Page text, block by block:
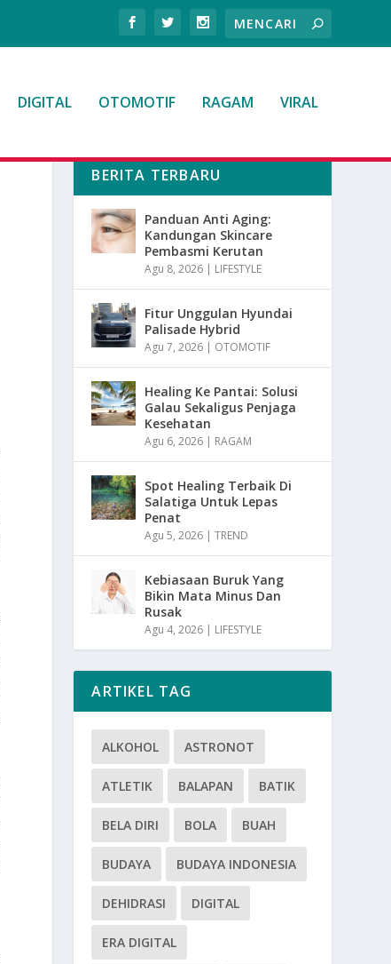
DIGITAL OTOMOTIF RAGAM VIRAL
BERITA TERBARU
Panduan Anti Aging:
Kandungan Skincare
Pembasmi Kerutan
Agu 8, 2026 | LIFESTYLE
Fitur Unggulan Hyundai
Palisade Hybrid
Agu 7, 2026 | OTOMOTIF
Healing Ke Pantai: Solusi
Galau Sekaligus Penjaga
Kesehatan
Agu 6, 2026 | RAGAM
Spot Healing Terbaik Di
Salatiga Untuk Lepas
Penat
Agu 5, 2026 |TREND
Kebiasaan Buruk Yang
Bikin Mata Minus Dan
Rusak
Agu 4, 2026 | LIFESTYLE
ARTIKEL TAG
ALKOHOL ASTRONOT
ATLETIK BALAPAN BATIK
BELA DIRI BOLA BUAH
BUDAYA BUDAYA INDONESIA
DEHIDRASI DIGITAL
ERA DIGITAL